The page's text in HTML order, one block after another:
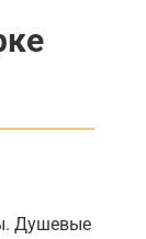
Душевые